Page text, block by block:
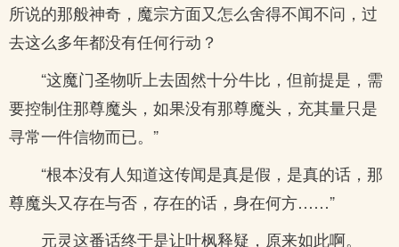
所说的那般神奇，魔宗方面又怎么舍得不闻不问，过
去这么多年都没有任何行动？
“这魔门圣物听上去固然十分牛比，但前提是，需
要控制住那尊魔头，如果没有那尊魔头，充其量只是
寻常一件信物而已。”
“根本没有人知道这传闻是真是假，是真的话，那
尊魔头又存在与否，存在的话，身在何方……”
元灵这番话终于是让叶枫释疑，原来如此啊。